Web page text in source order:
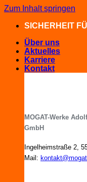
Zum Inhalt springen
SICHERHEIT
Über uns
Aktuelles
Karriere
Kontakt
MOGAT-Werke
GmbH
Ingelheimstraße 2,
Mail: